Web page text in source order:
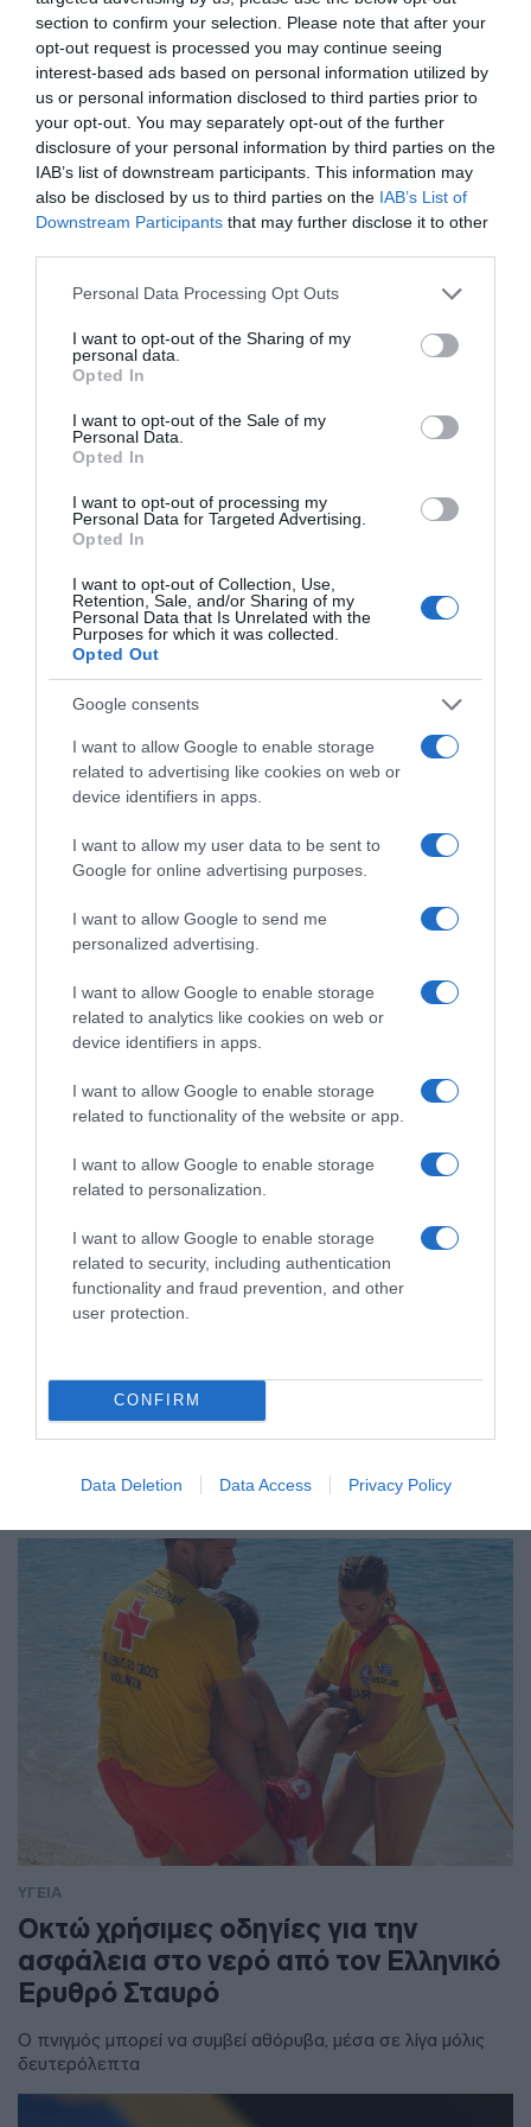
section to confirm your selection. Please note that after your
opt-out request is processed you may continue seeing
interest-based ads based on personal information utilized by
us or personal information disclosed to third parties prior to
your opt-out. You may separately opt-out of the further
disclosure of your personal information by third parties on the
IAB’s list of downstream participants. This information may
also be disclosed by us to third parties on the IAB’s List of
Downstream Participants that may further disclose it to other
Please note that this website/app uses one or more Google
not limited to your visit or usage behaviour. You may click to
grant or deny consent to Google and its third-party tags to
use your data for below specified purposes in below Google
consent section.
Personal Data Processing Opt Outs
I want to opt-out of the Sharing of my
personal data.
Opted In
I want to opt-out of the Sale of my
Personal Data.
Opted In
I want to opt-out of processing my
Personal Data for Targeted Advertising.
Opted In
I want to opt-out of Collection, Use,
Retention, Sale, and/or Sharing of my
Personal Data that Is Unrelated with the
Purposes for which it was collected.
Opted Out
Google consents
I want to allow Google to enable storage
related to advertising like cookies on web or
device identifiers in apps.
I want to allow my user data to be sent to
Google for online advertising purposes.
I want to allow Google to send me
personalized advertising.
I want to allow Google to enable storage
related to analytics like cookies on web or
device identifiers in apps.
I want to allow Google to enable storage
related to functionality of the website or app.
I want to allow Google to enable storage
related to personalization.
I want to allow Google to enable storage
related to security, including authentication
functionality and fraud prevention, and other
user protection.
CONFIRM
Data Deletion Data Access Privacy Policy
στην Καλλιθέα – Θωρακίζεται η περιοχή
απέναντι σε πλημμυρικά φαινόμενα
(βίντεο)
Ακολούθησε το debater.gr στοGoogle News
και μάθετε πρώτοι όλες τις ειδήσεις
ΒΙΑΝΕΞ
ΔΙΑΦΗΜΙΣΗ
ΣΧΟΛΙΑ
ΥΓΕΙΑ
Οκτώ χρήσιμες οδηγίες για την
ασφάλεια στο νερό από τον Ελληνικό
Ερυθρό Σταυρό
Ο πνιγμός μπορεί να συμβεί αθόρυβα, μέσα σε λίγα μόλις
δευτερόλεπτα